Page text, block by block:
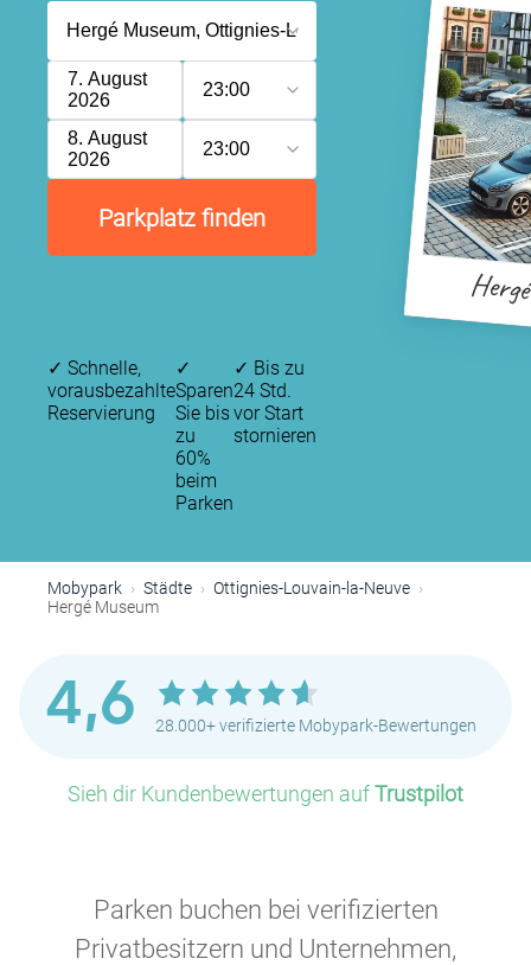
7. August
2026
23:00
8. August
2026
23:00
Parkplatz finden
✓ Schnelle,
vorausbezahlte
Reservierung
✓
Sparen
Sie bis
zu
60%
beim
Parken
✓ Bis zu
24 Std.
vor Start
stornieren
Mobypark Städte
Ottignies-Louvain-la-Neuve
Hergé Museum
4,6 28.000+ verifizierte Mobypark-Bewertungen
Sieh dir Kundenbewertungen aufTrustpilot
Parken buchen bei verifizierten
Privatbesitzern und Unternehmen,